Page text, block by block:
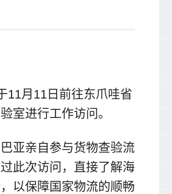
11月11日前往东爪哇省
室进行工作访问。
亚亲自参与货物查验流
此次访问，直接了解海
以保障国家物流的顺畅